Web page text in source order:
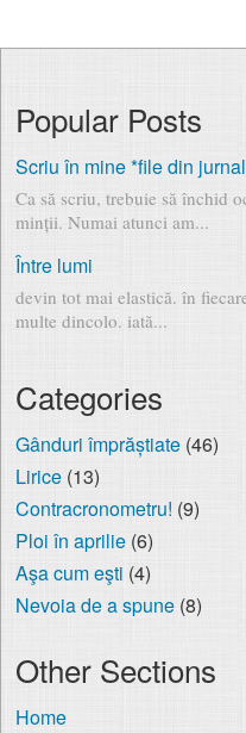
Popular Posts
Scriu în mine *file din
Ca să scriu, trebuie să închid
minții. Numai atunci am...
Între lumi
devin tot mai elastică. în
multe dincolo. iată...
Categories
Gânduri împrăștiate(46)
Lirice(13)
Contracronometru! (9)
Ploi în aprilie(6)
Aşa cum eşti (4)
Nevoia de a spune(8)
Other Sections
Home